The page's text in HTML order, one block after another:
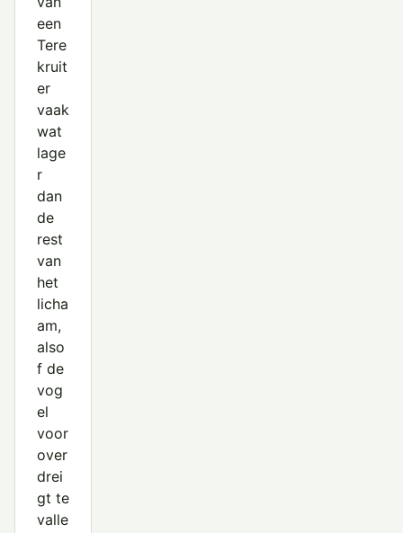
een
Tere
kruit
er
vaak
wat
lage
r
dan
de
rest
van
het
licha
am,
also
f de
vog
el
voor
over
drei
gt te
valle